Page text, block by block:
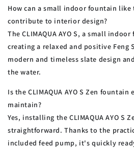
How can a small indoor fountain like
contribute to interior design?
The CLIMAQUA AYO S, a small
creating a relaxed and positive
modern and timeless slate design
the water.
Is the CLIMAQUA AYO S Zen
maintain?
Yes, installing the CLIMAQUA AYO S
straightforward. Thanks to the
included feed pump, it's quickly